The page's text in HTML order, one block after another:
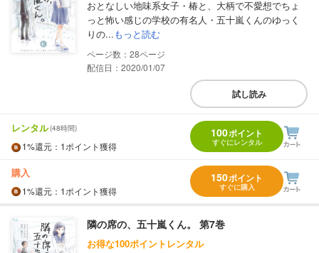
おとなしい地味系女子・椿と、大柄で不愛想でちょ
っと怖い感じの学校の有名人・五十嵐くんのゆっく
りの...もっと読む
28
配信日：2020/01/07
試し読み
レンタル(48時間)
1%還元 ：1ポイント獲得
100ポイント
すぐにレンタル
購入
1%還元 ：1ポイント獲得
150ポイント
すぐに購入
隣の席の、五十嵐くん。 第7巻
お得な100ポイントレンタル